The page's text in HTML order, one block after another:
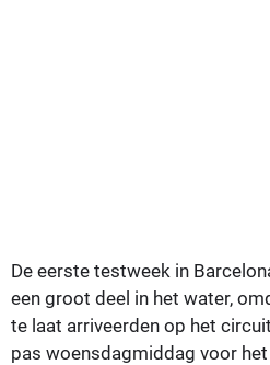
De eerste testweek in
een groot deel in het water,
te laat arriveerden op het
pas woensdagmiddag voor